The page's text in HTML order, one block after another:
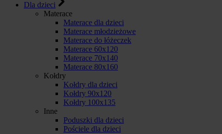
Dla dzieci
Materace
Materace dla dzieci
Materace młodzieżowe
Materace do łóżeczek
Materace 60x120
Materace 70x140
Materace 80x160
Kołdry
Kołdry dla dzieci
Kołdry 90x120
Kołdry 100x135
Inne
Poduszki dla dzieci
Pościele dla dzieci